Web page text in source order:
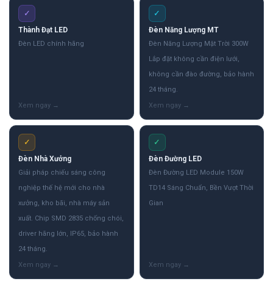
✓
Thành Đạt LED
Đèn LED chính hãng
✓
Đèn Năng Lượng MT
Đèn Năng Lượng Mặt Trời 300W
Lắp đặt không cần điện lưới,
không cần đào đường, bảo hành
24 tháng.
✓
Đèn Nhà Xưởng
Giải pháp chiếu sáng công
nghiệp thế hệ mới cho nhà
xưởng, kho bãi, nhà máy sản
xuất. Chip SMD 2835 chống chói,
driver hãng lớn, IP65, bảo hành
24 tháng.
✓
Đèn Đường LED
Đèn Đường LED Module 150W
TD14 Sáng Chuẩn, Bền Vượt Thời
Gian